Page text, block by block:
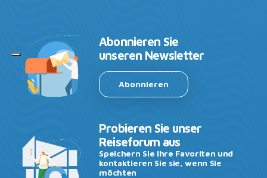
Abonnieren Sie
unseren Newsletter
Abonnieren
Probieren Sie unser
Reiseforum aus
Speichern Sie Ihre Favoriten und
kontaktieren Sie sie, wenn Sie
möchten